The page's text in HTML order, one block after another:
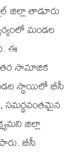
జిల్లా తాడూరు
మండల
ఈ
సామాజిక
స్థాయిలో బీసీ
జిల్లా
బీసీ